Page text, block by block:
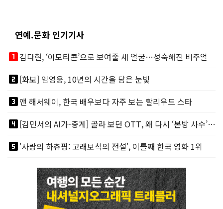
연예.문화 인기기사
looks_one김다현, ‘이모티콘’으로 보여줄 새 얼굴…성숙해진 비주얼
looks_two[화보] 임영웅, 10년의 시간을 담은 눈빛
looks_3앤 해서웨이, 한국 배우보다 자주 보는 할리우드 스타
looks_4
[김민서의 AI가-중계] 골라 보던 OTT, 왜 다시 ‘본방 사수’를 부르나
looks_5'사랑의 하츄핑: 고래보석의 전설', 이틀째 한국 영화 1위